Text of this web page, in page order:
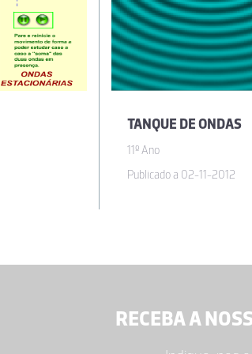
TANQUE DE ONDAS
11º Ano
Publicado a 02-11-2012
RECEBA A